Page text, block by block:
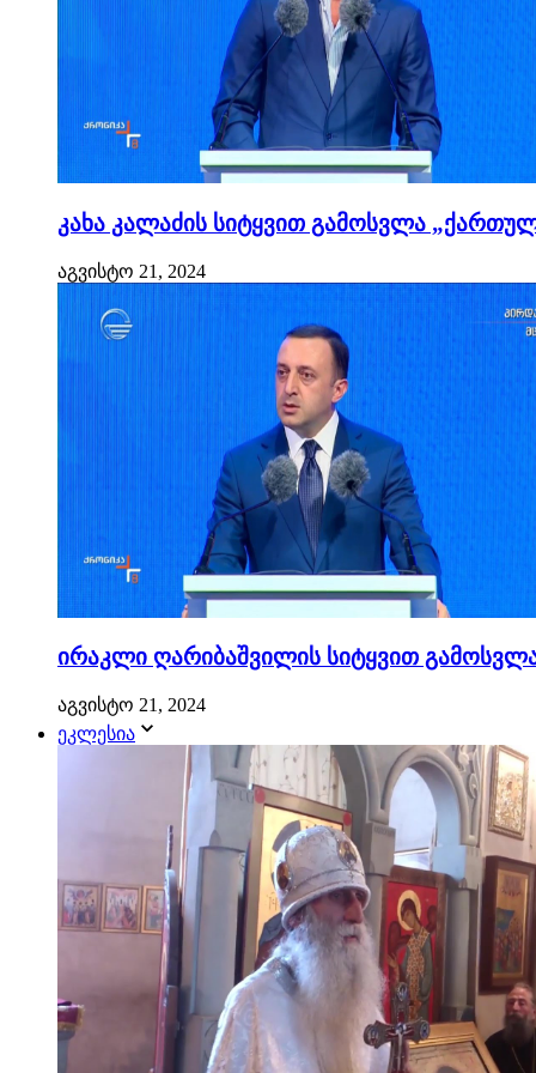
კახა კალაძის სიტყვით გამოსვლა
აგვისტო 21, 2024
ირაკლი ღარიბაშვილის სიტყვით
აგვისტო 21, 2024
ეკლესია